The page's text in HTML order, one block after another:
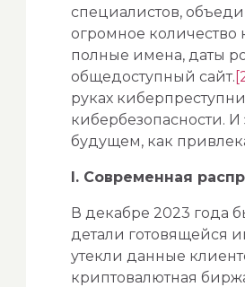
специалистов,
огромное
полные имена, даты
общедоступный сайт.
руках
кибербезопасности.
будущем, как
I. Современная
В декабре 2023 года
детали готовящейся
утекли данные
криптовалютная